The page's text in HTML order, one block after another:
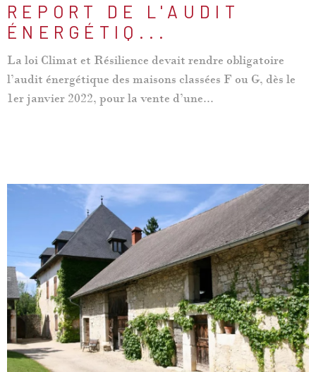
REPORT DE L'AUDIT
ÉNERGÉTIQ...
La loi Climat et Résilience devait rendre obligatoire
l’audit énergétique des maisons classées F ou G, dès le
1er janvier 2022, pour la vente d’une...
LIRE L'ARTICLE